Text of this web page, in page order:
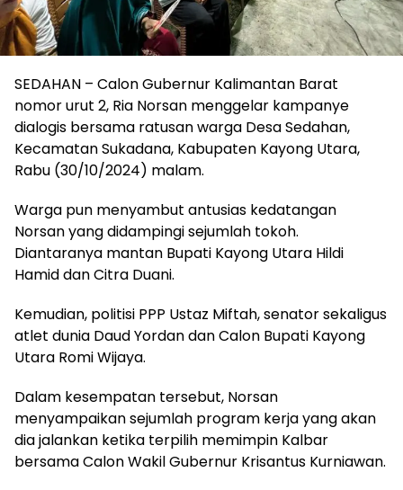
SEDAHAN – Calon Gubernur Kalimantan Barat
nomor urut 2, Ria Norsan menggelar kampanye
dialogis bersama ratusan warga Desa Sedahan,
Kecamatan Sukadana, Kabupaten Kayong Utara,
Rabu (30/10/2024) malam.
Warga pun menyambut antusias kedatangan
Norsan yang didampingi sejumlah tokoh.
Diantaranya mantan Bupati Kayong Utara Hildi
Hamid dan Citra Duani.
Kemudian, politisi PPP Ustaz Miftah, senator sekaligus
atlet dunia Daud Yordan dan Calon Bupati Kayong
Utara Romi Wijaya.
Dalam kesempatan tersebut, Norsan
menyampaikan sejumlah program kerja yang akan
dia jalankan ketika terpilih memimpin Kalbar
bersama Calon Wakil Gubernur Krisantus Kurniawan.